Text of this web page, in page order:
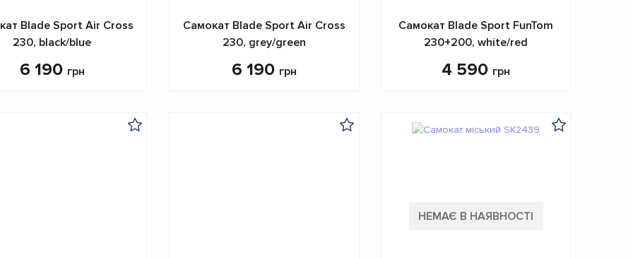
Blade Sport Air Cross
230, black/blue
6 190 грн
Самокат Blade Sport Air Cross
230, grey/green
6 190 грн
Самокат Blade Sport FunTom
230+200, white/red
4 590 грн
НЕМАЄ В НАЯВНОСТІ